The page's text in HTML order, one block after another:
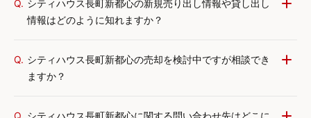
Q. シティハウス長町新都心の新規売り出し情報や貸し出し
情報はどのように知れますか？
Q. シティハウス長町新都心の売却を検討中ですが相談でき
ますか？
Q. シティハウス長町新都心に関する問い合わせ先はどこに